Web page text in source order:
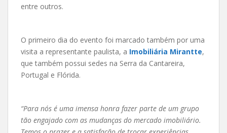
entre outros.
O primeiro dia do evento foi marcado também por uma
visita a representante paulista, a Imobiliária Mirantte,
que também possui sedes na Serra da Cantareira,
Portugal e Flórida.
“Para nós é uma imensa honra fazer parte de um grupo
tão engajado com as mudanças do mercado imobiliário.